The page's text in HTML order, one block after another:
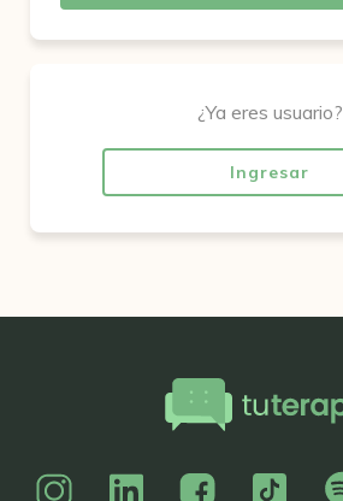
¿Ya eres usuario?
Ingresar